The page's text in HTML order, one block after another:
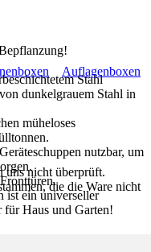
Stahl
dunkelgrauem Stahl in
müheloses
nutzbar, um
ist ein universeller
Haus und Garten!
Auflagenboxen
uns nicht überprüft.
die die Ware nicht